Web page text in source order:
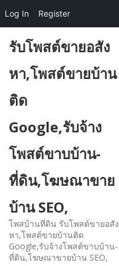
content
รับโพสต์ขายอสัง
หา,โพสต์ขายบ้าน
ติด
Google,รับจ้าง
โพสต์ขาบบ้าน-
ที่ดิน,โฆษณาขาย
บ้าน SEO,
โพสบ้านที่ดิน รับโพสต์ขายอสัง
หา,โพสต์ขายบ้านติด
Google,รับจ้างโพสต์ขาบบ้าน-
ที่ดิน,โฆษณาขายบ้าน SEO,
Log In Register